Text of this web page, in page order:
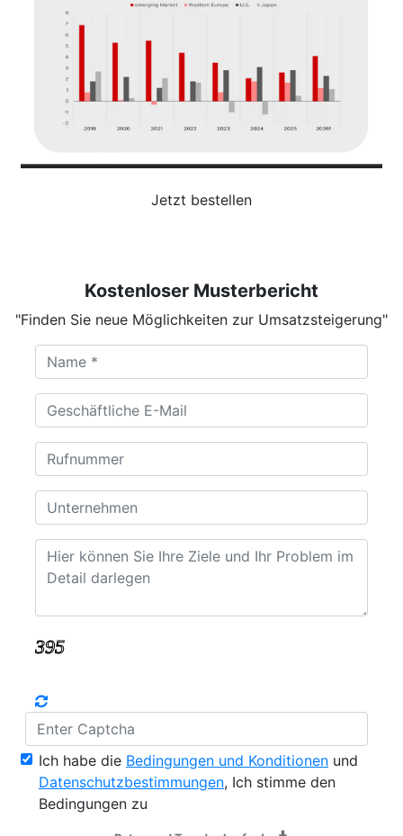
Jetzt bestellen
Kostenloser Musterbericht
"Finden Sie neue Möglichkeiten zur Umsatzsteigerung"
Ich habe die Bedingungen und Konditionen und
Datenschutzbestimmungen, Ich stimme den
Bedingungen zu